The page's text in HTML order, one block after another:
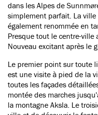
dans les Alpes de
simplement parfait. La
également renommée en
Presque tout le centre-ville
Nouveau excitant après le
Le premier point sur toute
est une visite à pied de la
toutes les façades
montée des marches
la montagne Aksla. Le